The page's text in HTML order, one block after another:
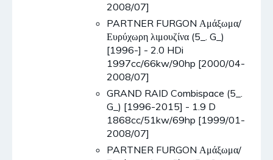
2008/07]
PARTNER FURGON Αμάξωμα/
Ευρύχωρη λιμουζίνα (5_. G_)
[1996-] - 2.0 HDi
1997cc/66kw/90hp [2000/04-
2008/07]
GRAND RAID Combispace (5_.
G_) [1996-2015] - 1.9 D
1868cc/51kw/69hp [1999/01-
2008/07]
PARTNER FURGON Αμάξωμα/